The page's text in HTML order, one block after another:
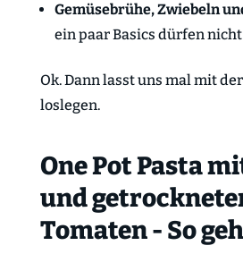
Gemüsebrühe, Zwiebeln
ein paar Basics dürfen
Ok. Dann lasst uns mal mit
loslegen.
One Pot Pasta
und
Tomaten - So